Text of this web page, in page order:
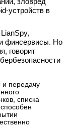
устройств в
финсервисы. Но
говорит
и передачу
списка